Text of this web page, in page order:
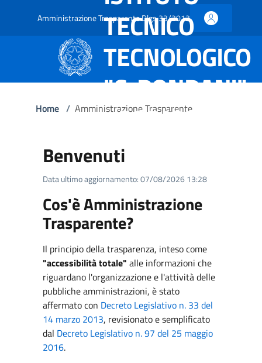
Amministrazione Trasparente Dlgs 33/2013
TECNICO
TECNOLOGICO
"C. RONDANI"
- PARMA
Home / Amministrazione Trasparente
Benvenuti
Data ultimo aggiornamento: 07/08/2026 13:28
Cos'è Amministrazione
Trasparente?
Il principio della trasparenza, inteso come
"accessibilità totale" alle informazioni che
riguardano l'organizzazione e l'attività delle
pubbliche amministrazioni, è stato
affermato con Decreto Legislativo n. 33 del
14 marzo 2013, revisionato e semplificato
dal Decreto Legislativo n. 97 del 25 maggio
2016.